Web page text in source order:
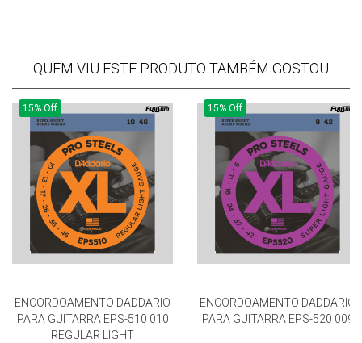
QUEM VIU ESTE PRODUTO TAMBÉM GOSTOU
15% Off
ENCORDOAMENTO DADDARIO
PARA GUITARRA EPS-510 010
REGULAR LIGHT
15% Off
ENCORDOAMENTO DADDARIO
PARA GUITARRA EPS-520 009